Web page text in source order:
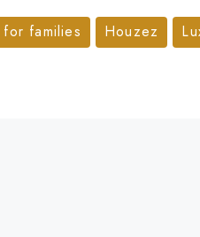
families Houzez